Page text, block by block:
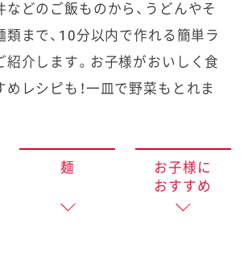
などのご飯ものから、うどんやそ
まで、 10分以内で作れる簡単ラ
介します。 お子様がおいしく食
レシピも！一皿で野菜もとれま
麺
お子様に
おすすめ